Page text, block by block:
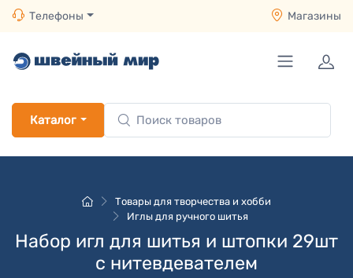
Телефоны Магазины
Каталог
Товары для творчества и хобби
Иглы для ручного шитья
Набор игл для шитья и штопки 29шт
с нитевдевателем